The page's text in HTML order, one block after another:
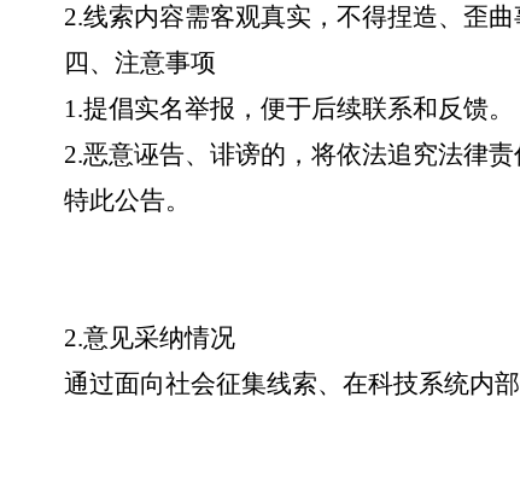
2.线索内容需客观真实，不得捏造、歪曲
四、注意事项
1.提倡实名举报，便于后续联系和反馈。
2.恶意诬告、诽谤的，将依法追究法律责
特此公告。
2.意见采纳情况
通过面向社会征集线索、在科技系统内